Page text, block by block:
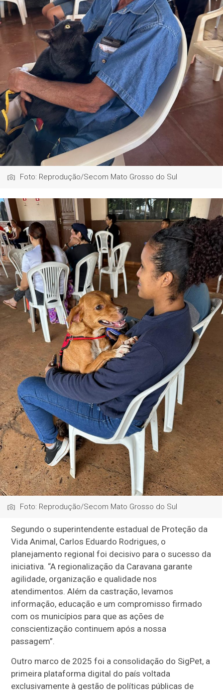
Foto: Reprodução/Secom Mato Grosso do Sul
Foto: Reprodução/Secom Mato Grosso do Sul
Segundo o superintendente estadual de Proteção da
Vida Animal, Carlos Eduardo Rodrigues, o
planejamento regional foi decisivo para o sucesso da
iniciativa. “A regionalização da Caravana garante
agilidade, organização e qualidade nos
atendimentos. Além da castração, levamos
informação, educação e um compromisso firmado
com os municípios para que as ações de
conscientização continuem após a nossa
passagem”.
Outro marco de 2025 foi a consolidação do SigPet, a
primeira plataforma digital do país voltada
exclusivamente à gestão de políticas públicas de